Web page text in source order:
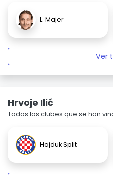
L. Majer
Ver
Hrvoje Ilić
Todos los clubes que se han
Hajduk Split